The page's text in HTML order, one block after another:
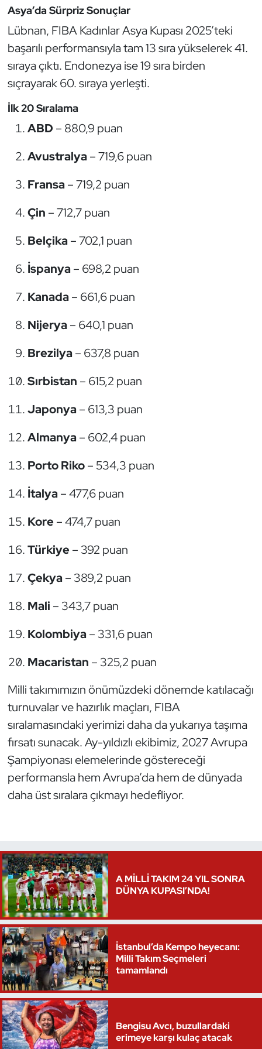
Asya’da Sürpriz Sonuçlar
Lübnan, FIBA Kadınlar Asya Kupası 2025’teki
başarılı performansıyla tam 13 sıra yükselerek 41.
sıraya çıktı. Endonezya ise 19 sıra birden
sıçrayarak 60. sıraya yerleşti.
İlk 20 Sıralama
ABD – 880,9 puan
Avustralya– 719,6 puan
Fransa– 719,2 puan
Çin – 712,7 puan
Belçika– 702,1 puan
İspanya– 698,2 puan
Kanada– 661,6 puan
Nijerya– 640,1 puan
Brezilya– 637,8 puan
Sırbistan – 615,2 puan
Japonya– 613,3 puan
Almanya– 602,4 puan
Porto Riko– 534,3 puan
İtalya– 477,6 puan
Kore – 474,7 puan
Türkiye – 392 puan
Çekya– 389,2 puan
Mali – 343,7 puan
Kolombiya– 331,6 puan
Macaristan – 325,2 puan
Milli takımımızın önümüzdeki dönemde katılacağı
turnuvalar ve hazırlık maçları, FIBA
sıralamasındaki yerimizi daha da yukarıya taşıma
fırsatı sunacak. Ay-yıldızlı ekibimiz, 2027 Avrupa
Şampiyonası elemelerinde göstereceği
performansla hem Avrupa’da hem de dünyada
daha üst sıralara çıkmayı hedefliyor.
A MİLLİ TAKIM 24 YIL SONRA
DÜNYA KUPASI’NDA!
İstanbul’da Kempo heyecanı:
Milli Takım Seçmeleri
tamamlandı
Bengisu Avcı, buzullardaki
erimeye karşı kulaç atacak
Oryantiring
Özel Sporcular
Paralimpik
Ragbi
Satranç
Vücut Geliştirme Fitness
Wushu Kungfu
Yelken
Yüzme